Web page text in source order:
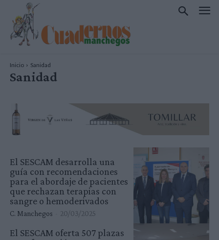
Inicio Sanidad
Sanidad
El SESCAM desarrolla una
guía con recomendaciones
para el abordaje de pacientes
que rechazan terapias con
sangre o hemoderivados
C. Manchegos 20/03/2025
El SESCAM oferta 507 plazas